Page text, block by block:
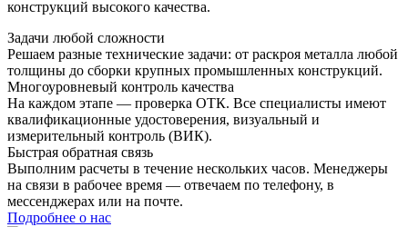
конструкций высокого качества.
Задачи любой сложности
Решаем разные технические задачи: от раскроя металла любой
толщины до сборки крупных промышленных конструкций.
Многоуровневый контроль качества
На каждом этапе — проверка ОТК. Все специалисты имеют
квалификационные удостоверения, визуальный и
измерительный контроль (ВИК).
Быстрая обратная связь
Выполним расчеты в течение нескольких часов. Менеджеры
на связи в рабочее время — отвечаем по телефону, в
мессенджерах или на почте.
Подробнее о нас